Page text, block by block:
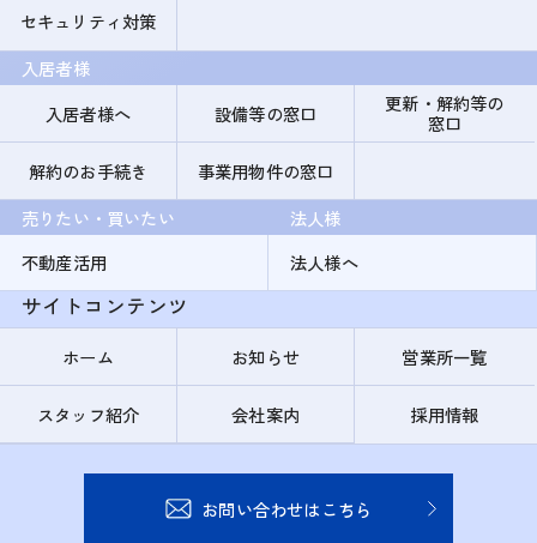
セキュリティ対策
入居者様
入居者様へ
設備等の窓口
更新・解約等の
窓口
解約のお手続き
事業用物件の窓口
売りたい・買いたい
不動産活用
法人様
法人様へ
サイトコンテンツ
ホーム お知らせ 営業所一覧
スタッフ紹介 会社案内 採用情報
お問い合わせはこちら